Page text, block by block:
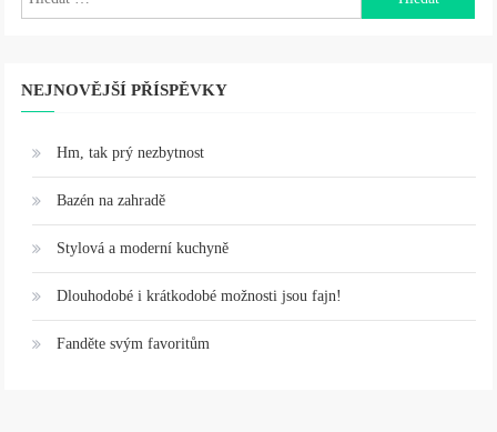
NEJNOVĚJŠÍ PŘÍSPĚVKY
Hm, tak prý nezbytnost
Bazén na zahradě
Stylová a moderní kuchyně
Dlouhodobé i krátkodobé možnosti jsou fajn!
Fanděte svým favoritům